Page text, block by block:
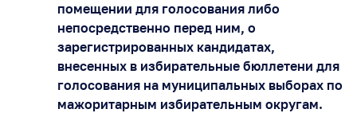
помещении для голосования либо
непосредственно перед ним, о
зарегистрированных кандидатах,
внесенных в избирательные бюллетени для
голосования на муниципальных выборах по
мажоритарным избирательным округам.